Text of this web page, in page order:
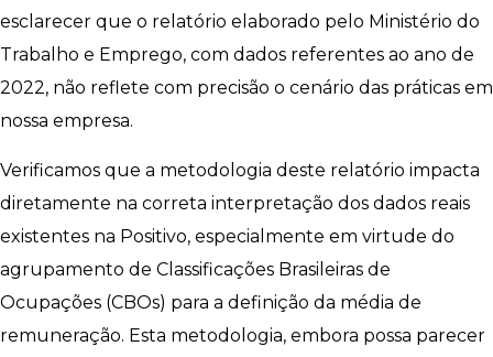
esclarecer que o relatório elaborado pelo Ministério do
Trabalho e Emprego, com dados referentes ao ano de
2022, não reflete com precisão o cenário das práticas em
nossa empresa.
Verificamos que a metodologia deste relatório impacta
diretamente na correta interpretação dos dados reais
existentes na Positivo, especialmente em virtude do
agrupamento de Classificações Brasileiras de
Ocupações (CBOs) para a definição da média de
remuneração. Esta metodologia, embora possa parecer